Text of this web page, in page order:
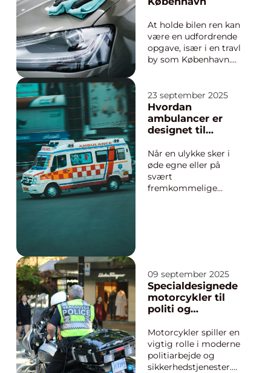
At holde bilen ren kan
være en udfordrende
opgave, især i en travl
by som København.
vigtigt at
vedligeholde både
bilens indre og ydre
for at sikre dens
og funktion...
23 september 2025
Hvordan
ambulancer er
designet til
Når en ulykke sker i
øde egne eller på
svært
fremkommelige
ambulancer ind i
billedet. De er
designet til at nå
frem, hvor...
09 september 2025
Specialdesignede
motorcykler til
politi og
Motorcykler spiller en
vigtig rolle i moderne
politiarbejde og
sikkerhedstjenester.